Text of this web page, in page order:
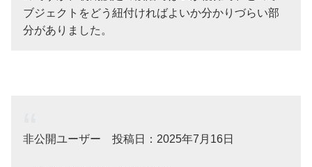
ブジェクトをどう紐付ければよいか分かりづらい部
分がありました。
非公開ユーザー 投稿日：2025年7月16日